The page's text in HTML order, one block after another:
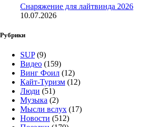
Снаряжение для лайтвинда 2026
10.07.2026
Рубрики
SUP(9)
Видео (159)
Винг Фоил (12)
Кайт-Туризм (12)
Люди (51)
Музыка (2)
Мысли вслух (17)
Новости (512)